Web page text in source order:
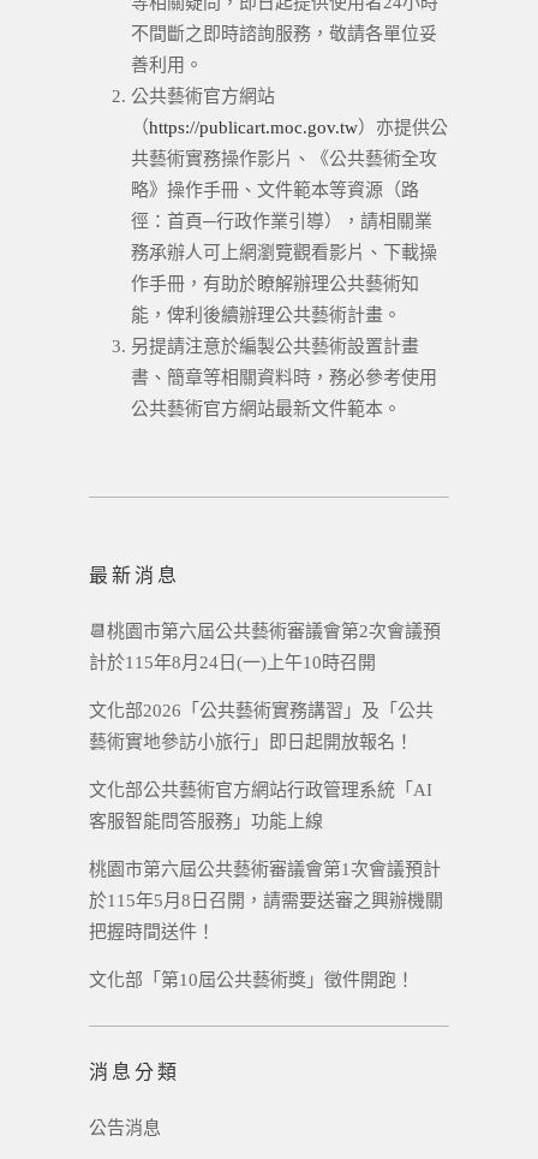
不間斷之即時諮詢服務，敬請各單位妥
善利用。
公共藝術官方網站
（https://publicart.moc.gov.tw）亦提供公
共藝術實務操作影片、《公共藝術全攻
略》操作手冊、文件範本等資源（路
徑：首頁─行政作業引導），請相關業
務承辦人可上網瀏覽觀看影片、下載操
作手冊，有助於瞭解辦理公共藝術知
能，俾利後續辦理公共藝術計畫。
另提請注意於編製公共藝術設置計畫
書、簡章等相關資料時，務必參考使用
公共藝術官方網站最新文件範本。
最新消息
📆桃園市第六屆公共藝術審議會第2次會議預
計於115年8月24日(一)上午10時召開
文化部2026「公共藝術實務講習」及「公共
藝術實地參訪小旅行」即日起開放報名！
文化部公共藝術官方網站行政管理系統「AI
客服智能問答服務」功能上線
桃園市第六屆公共藝術審議會第1次會議預計
於115年5月8日召開，請需要送審之興辦機關
把握時間送件！
文化部「第10屆公共藝術獎」徵件開跑！
消息分類
公告消息